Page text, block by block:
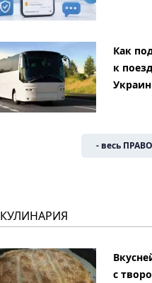
Как
к
- весь
КУЛИНАРИЯ
с